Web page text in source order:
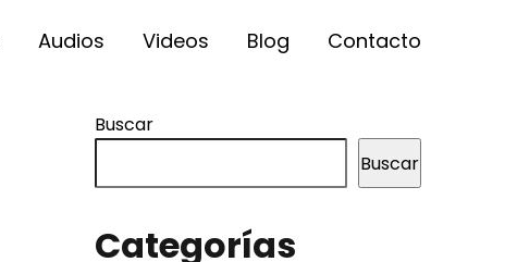
Audios Videos Blog Contacto
Buscar
Buscar
Categorías